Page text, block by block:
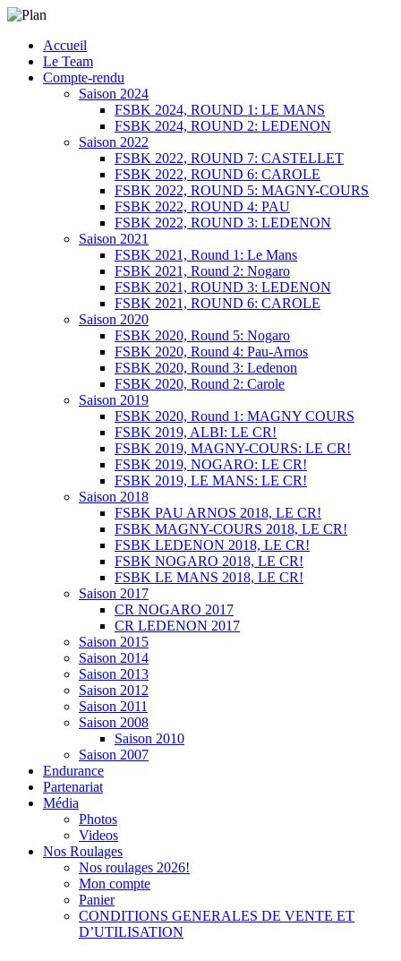
Volkanik-Endurance
SERGIO NANGERONI #16
Skip
content
Accueil
Le Team
Compte-rendu
Saison 2024
FSBK 2024, ROUND 1: LE MANS
FSBK 2024, ROUND 2: LEDENON
Saison 2022
FSBK 2022, ROUND 7: CASTELLET
FSBK 2022, ROUND 6: CAROLE
FSBK 2022, ROUND 5: MAGNY-COURS
FSBK 2022, ROUND 4: PAU
FSBK 2022, ROUND 3: LEDENON
Saison 2021
FSBK 2021, Round 1: Le Mans
FSBK 2021, Round 2: Nogaro
FSBK 2021, ROUND 3: LEDENON
FSBK 2021, ROUND 6: CAROLE
Saison 2020
FSBK 2020, Round 5: Nogaro
FSBK 2020, Round 4: Pau-Arnos
FSBK 2020, Round 3: Ledenon
FSBK 2020, Round 2: Carole
Saison 2019
FSBK 2020, Round 1: MAGNY COURS
FSBK 2019, ALBI: LE CR!
FSBK 2019, MAGNY-COURS: LE CR!
FSBK 2019, NOGARO: LE CR!
FSBK 2019, LE MANS: LE CR!
Saison 2018
FSBK PAU ARNOS 2018, LE CR!
FSBK MAGNY-COURS 2018, LE CR!
FSBK LEDENON 2018, LE CR!
FSBK NOGARO 2018, LE CR!
FSBK LE MANS 2018, LE CR!
Saison 2017
CR NOGARO 2017
CR LEDENON 2017
Saison 2015
Saison 2014
Saison 2013
Saison 2012
Saison 2011
Saison 2008
Saison 2010
Saison 2007
Endurance
Partenariat
Média
Photos
Videos
Nos Roulages
Nos roulages 2026!
Mon compte
Panier
CONDITIONS GENERALES DE VENTE ET
D’UTILISATION